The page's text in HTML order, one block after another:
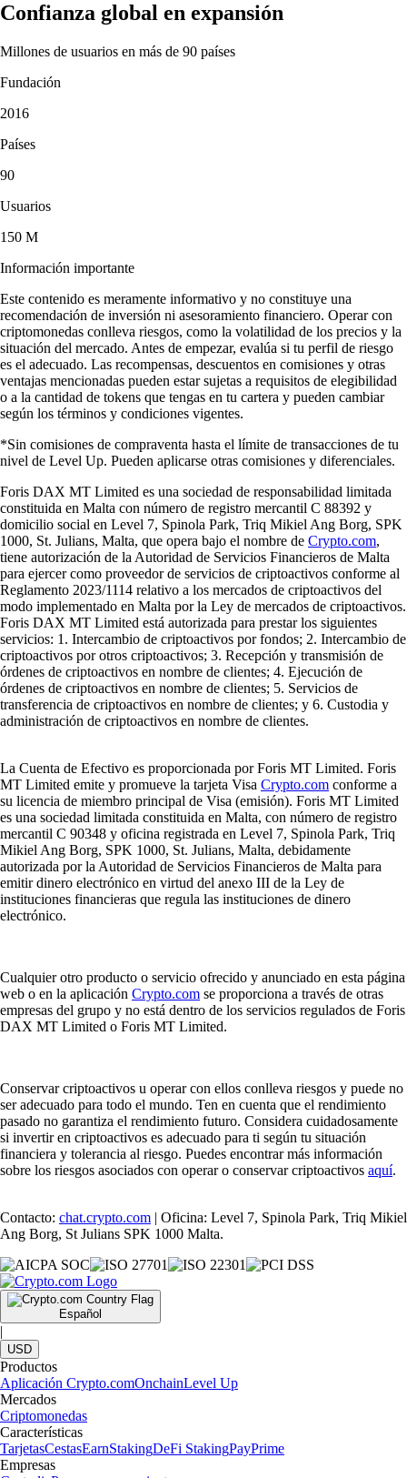
Confianza global en expansión
Millones de usuarios en más de 90 países
Fundación
2016
Países
90
Usuarios
150 M
Información importante
Este contenido es meramente informativo y no constituye una
recomendación de inversión ni asesoramiento financiero. Operar con
criptomonedas conlleva riesgos, como la volatilidad de los precios y la
situación del mercado. Antes de empezar, evalúa si tu perfil de riesgo
es el adecuado. Las recompensas, descuentos en comisiones y otras
ventajas mencionadas pueden estar sujetas a requisitos de elegibilidad
o a la cantidad de tokens que tengas en tu cartera y pueden cambiar
según los términos y condiciones vigentes.
*Sin comisiones de compraventa hasta el límite de transacciones de tu
nivel de Level Up. Pueden aplicarse otras comisiones y diferenciales.
Foris DAX MT Limited es una sociedad de responsabilidad limitada
constituida en Malta con número de registro mercantil C 88392 y
domicilio social en Level 7, Spinola Park, Triq Mikiel Ang Borg, SPK
1000, St. Julians, Malta, que opera bajo el nombre de Crypto.com,
tiene autorización de la Autoridad de Servicios Financieros de Malta
para ejercer como proveedor de servicios de criptoactivos conforme al
Reglamento 2023/1114 relativo a los mercados de criptoactivos del
modo implementado en Malta por la Ley de mercados de criptoactivos.
Foris DAX MT Limited está autorizada para prestar los siguientes
servicios: 1. Intercambio de criptoactivos por fondos; 2. Intercambio de
criptoactivos por otros criptoactivos; 3. Recepción y transmisión de
órdenes de criptoactivos en nombre de clientes; 4. Ejecución de
órdenes de criptoactivos en nombre de clientes; 5. Servicios de
transferencia de criptoactivos en nombre de clientes; y 6. Custodia y
administración de criptoactivos en nombre de clientes.
La Cuenta de Efectivo es proporcionada por Foris MT Limited. Foris
MT Limited emite y promueve la tarjeta Visa Crypto.com conforme a
su licencia de miembro principal de Visa (emisión). Foris MT Limited
es una sociedad limitada constituida en Malta, con número de registro
mercantil C 90348 y oficina registrada en Level 7, Spinola Park, Triq
Mikiel Ang Borg, SPK 1000, St. Julians, Malta, debidamente
autorizada por la Autoridad de Servicios Financieros de Malta para
emitir dinero electrónico en virtud del anexo III de la Ley de
instituciones financieras que regula las instituciones de dinero
electrónico.
Cualquier otro producto o servicio ofrecido y anunciado en esta página
web o en la aplicación Crypto.com se proporciona a través de otras
empresas del grupo y no está dentro de los servicios regulados de Foris
DAX MT Limited o Foris MT Limited.
Conservar criptoactivos u operar con ellos conlleva riesgos y puede no
ser adecuado para todo el mundo. Ten en cuenta que el rendimiento
pasado no garantiza el rendimiento futuro. Considera cuidadosamente
si invertir en criptoactivos es adecuado para ti según tu situación
financiera y tolerancia al riesgo. Puedes encontrar más información
sobre los riesgos asociados con operar o conservar criptoactivos aquí.
Contacto: chat.crypto.com | Oficina: Level 7, Spinola Park, Triq Mikiel
Ang Borg, St Julians SPK 1000 Malta.
Español
|
USD
Productos
Aplicación Crypto.comOnchainLevel Up
Mercados
Criptomonedas
Características
TarjetasCestasEarnStakingDeFi StakingPayPrime
Empresas